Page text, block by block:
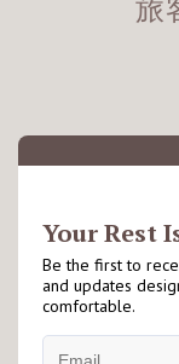
旅
遨途坐落于机场
旅客停留享用，
讯。